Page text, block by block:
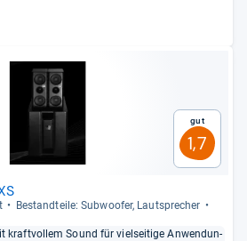
Gut
1,7
Bestand­teile: Sub­woofer, Laut­spre­cher
kraft­vol­lem Sound für viel­sei­tige Anwen­dun­